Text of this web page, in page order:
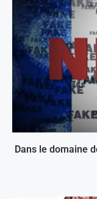
Dans le domaine